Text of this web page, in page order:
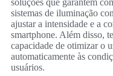
sistemas de iluminação
ajustar a intensidade e a
smartphone. Além disso,
capacidade de otimizar o
automaticamente às
usuários.